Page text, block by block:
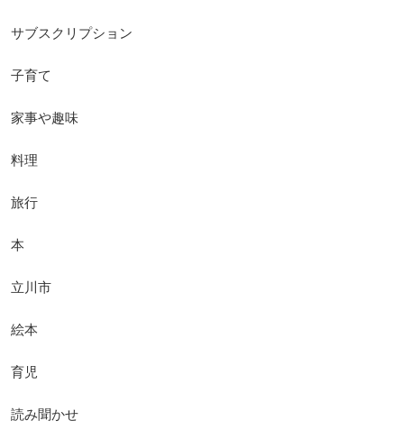
サブスクリプション
子育て
家事や趣味
料理
旅行
本
立川市
絵本
育児
読み聞かせ